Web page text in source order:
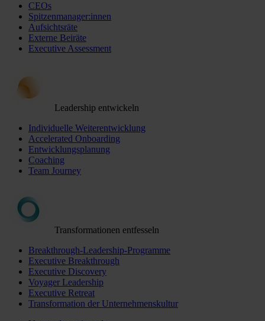
CEOs
Spitzenmanager:innen
Aufsichtsräte
Externe Beiräte
Executive Assessment
Leadership entwickeln
Individuelle Weiterentwicklung
Accelerated Onboarding
Entwicklungsplanung
Coaching
Team Journey
Transformationen entfesseln
Breakthrough-Leadership-Programme
Executive Breakthrough
Executive Discovery
Voyager Leadership
Executive Retreat
Transformation der Unternehmenskultur